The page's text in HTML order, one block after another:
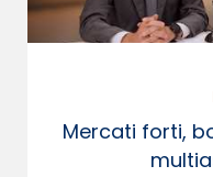
Mercati forti,